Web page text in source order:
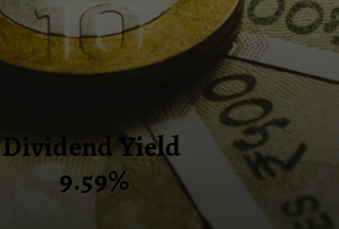
Dividend Yield
9.59%